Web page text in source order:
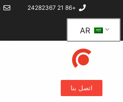
+86 21 24282367
AR
اتصل بنا